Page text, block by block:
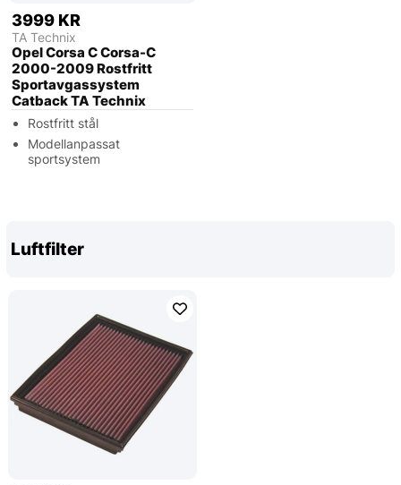
3999 KR
TA Technix
Opel Corsa C Corsa-C
2000-2009 Rostfritt
Sportavgassystem
Catback TA Technix
Rostfritt stål
Modellanpassat
sportsystem
Luftfilter